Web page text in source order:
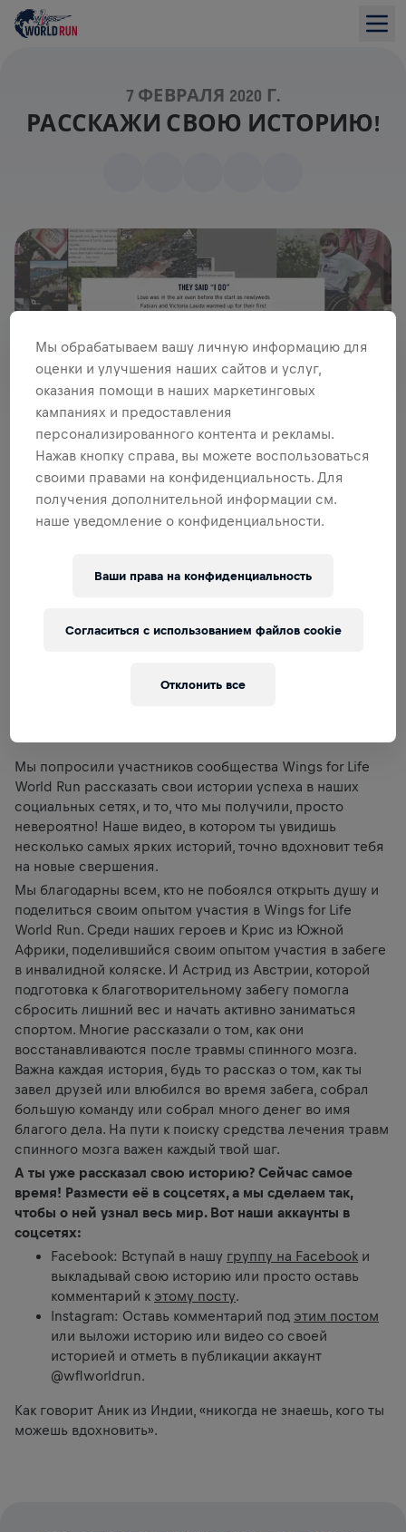
7 ФЕВРАЛЯ 2020 Г.
РАССКАЖИ СВОЮ ИСТОРИЮ!
Чтобы увидеть этот контент, необходимо обновить
настройки cookie.
НАСТРОЙКИ COOKIES
Мы попросили участников сообщества Wings for Life
World Run рассказать свои истории успеха в наших
социальных сетях, и то, что мы получили, просто
невероятно! Наше видео, в котором ты увидишь
несколько самых ярких историй, точно вдохновит тебя
на новые свершения.
Мы благодарны всем, кто не побоялся открыть душу и
поделиться своим опытом участия в Wings for Life
World Run. Среди наших героев и Крис из Южной
Африки, поделившийся своим опытом участия в забеге
в инвалидной коляске. И Астрид из Австрии, которой
подготовка к благотворительному забегу помогла
сбросить лишний вес и начать активно заниматься
спортом. Многие рассказали о том, как они
восстанавливаются после травмы спинного мозга.
Важна каждая история, будь то рассказ о том, как ты
завел друзей или влюбился во время забега, собрал
большую команду или собрал много денег во имя
благого дела. На пути к поиску средства лечения травм
спинного мозга важен каждый твой шаг.
А ты уже рассказал свою историю? Сейчас самое
время! Размести её в соцсетях, а мы сделаем так,
чтобы о ней узнал весь мир. Вот наши аккаунты в
соцсетях:
Facebook: Вступай в нашу группу на Facebook и
выкладывай свою историю или просто оставь
комментарий к этому посту.
Instagram: Оставь комментарий под этим постом
или выложи историю или видео со своей
историей и отметь в публикации аккаунт
@wflworldrun.
Как говорит Аник из Индии, «никогда не знаешь, кого ты
можешь вдохновить».
Мы обрабатываем вашу личную информацию для
оценки и улучшения наших сайтов и услуг,
оказания помощи в наших маркетинговых
кампаниях и предоставления
персонализированного контента и рекламы.
Нажав кнопку справа, вы можете воспользоваться
своими правами на конфиденциальность. Для
получения дополнительной информации см.
наше уведомление о конфиденциальности.
Ваши права на конфиденциальность
Отклонить все
Согласиться с использованием файлов cookie